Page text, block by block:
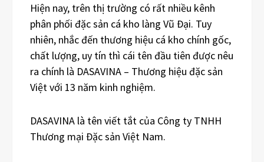
Hiện nay, trên thị trường có rất nhiều kênh
phân phối đặc sản cá kho làng Vũ Đại. Tuy
nhiên, nhắc đến thương hiệu cá kho chính gốc,
chất lượng, uy tín thì cái tên đầu tiên được nêu
ra chính là DASAVINA – Thương hiệu đặc sản
Việt với 13 năm kinh nghiệm.
DASAVINA là tên viết tắt của Công ty TNHH
Thương mại Đặc sản Việt Nam.